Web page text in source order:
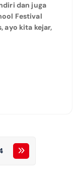
dan juga
Festival
ayo kita kejar,